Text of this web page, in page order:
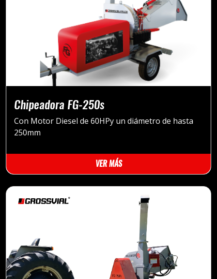
Chipeadora FG-250s
Con Motor Diesel de 60HPy un diámetro de hasta
250mm
VER MÁS